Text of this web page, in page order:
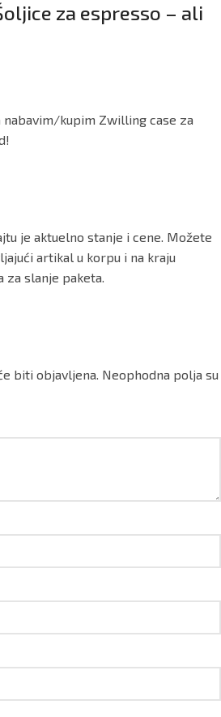
za espresso – ali
nabavim/kupim Zwilling case za
je aktuelno stanje i cene. Možete
artikal u korpu i na kraju
za slanje paketa.
biti objavljena. Neophodna polja su